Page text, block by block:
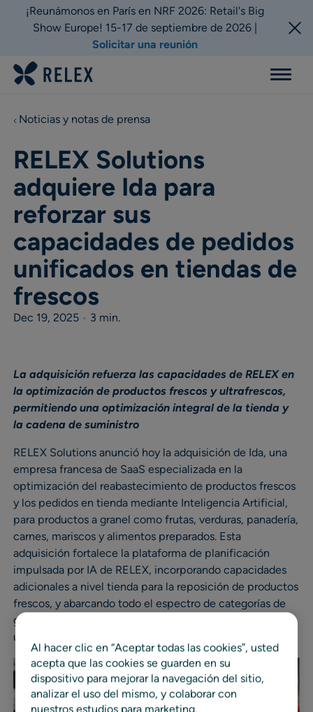
¡Reunámonos en París en NRF 2026: Retail's Big
Show Europe! 15-17 de septiembre de 2026 |
Solicitar una reunión
Menu
Noticias y notas de prensa
RELEX Solutions
adquiere Ida para
reforzar sus
capacidades de pedidos
unificados en tiendas de
frescos
Dec 19, 2025 • 3 min.
La adquisición refuerza las capacidades de RELEX en
la optimización de productos frescos y ultrafrescos,
permitiendo una optimización integral de la tienda y
la cadena de suministro
RELEX Solutions anunció hoy la adquisición de Ida, una
empresa francesa de SaaS especializada en la
optimización del reabastecimiento de productos frescos
y los pedidos en tienda mediante Inteligencia Artificial,
para productos a granel como frutas, verduras, panadería,
carnes, mariscos y alimentos preparados. Esta
adquisición fortalece la plataforma de planificación
impulsada por IA de RELEX, incorporando capacidades
adicionales a nivel tienda para la reposición de productos
frescos, y abarcando todo el espectro de categorías de
grocery: desde productos de abarrotes hasta frescos y
ultrafrescos.
Al hacer clic en “Aceptar todas las cookies”, usted
acepta que las cookies se guarden en su
dispositivo para mejorar la navegación del sitio,
analizar el uso del mismo, y colaborar con
nuestros estudios para marketing.